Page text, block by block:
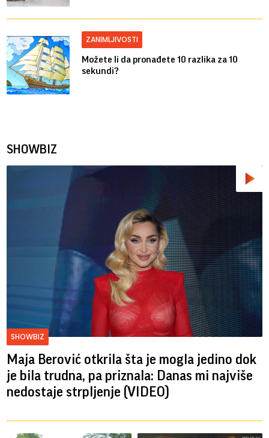
ZANIMLJIVOSTI
Možete li da pronađete 10 razlika za 10
sekundi?
SHOWBIZ
SHOWBIZ
Maja Berović otkrila šta je mogla jedino dok
je bila trudna, pa priznala: Danas mi najviše
nedostaje strpljenje (VIDEO)